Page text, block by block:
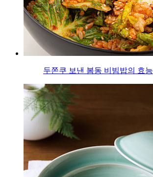
두쫀쿠 보낸 봄동 비빔밥의 효능